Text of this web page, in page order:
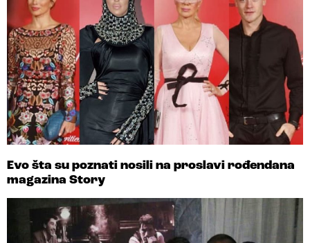
Evo šta su poznati nosili na proslavi rođendana
magazina Story